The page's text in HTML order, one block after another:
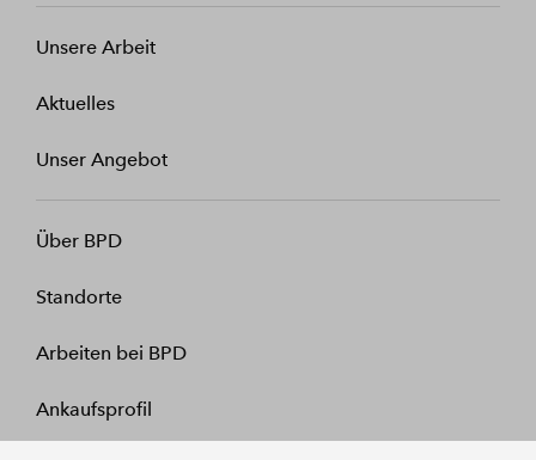
Unsere Arbeit
Aktuelles
Unser Angebot
Über BPD
Standorte
Arbeiten bei BPD
Ankaufsprofil